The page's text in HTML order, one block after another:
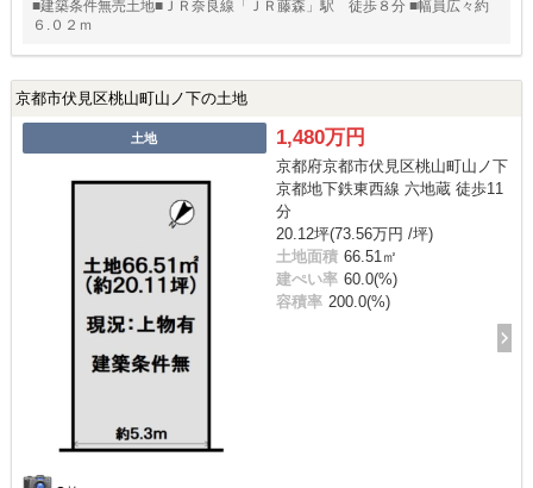
■建築条件無売土地■ＪＲ奈良線「ＪＲ藤森」駅 徒歩８分 ■幅員広々約
６.０２ｍ
京都市伏見区桃山町山ノ下の土地
土地 1,480万円
京都府京都市伏見区桃山町山ノ下
京都地下鉄東西線 六地蔵 徒歩11
分
20.12坪(73.56万円 /坪)
土地面積 66.51㎡
建ぺい率 60.0(%)
容積率 200.0(%)